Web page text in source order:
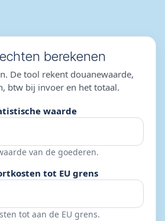
berekenen
De tool rekent douanewaarde,
btw bij invoer en het totaal.
waarde
van de goederen.
tot EU grens
tot aan de EU grens.